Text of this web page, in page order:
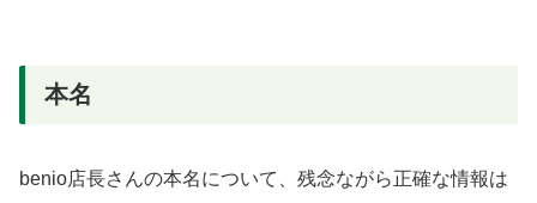
本名
benio店長さんの本名について、残念ながら正確な情報は